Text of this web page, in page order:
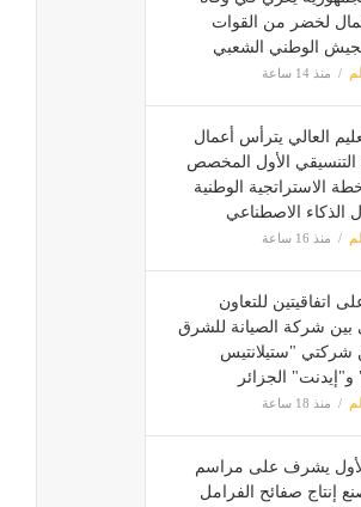
كمال لخضر من القوات
للجيش الوطني الشعبي
منذ 14 ساعة
العالي يترأس أعمال
التنسيقي الأول المخصص
الاستراتجية الوطنية
الذكاء الاصطناعي
منذ 16 ساعة
على اتفاقيتين للتعاون
بين شركة الصيانة للشرق
"ستيلانتيس
و"إيدنت" الجزائر
منذ 18 ساعة
الأول يشرف على مراسم
إنتاج صفائح الفرامل